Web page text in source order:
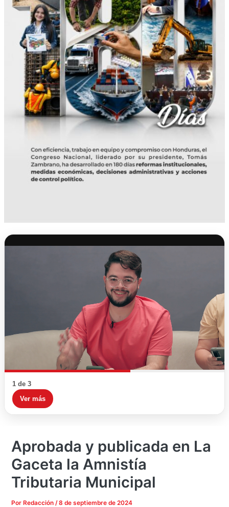
1 de 3
Ver más
Aprobada y publicada en La
Gaceta la Amnistía
Tributaria Municipal
PorRedacción /8 de septiembre de 2024